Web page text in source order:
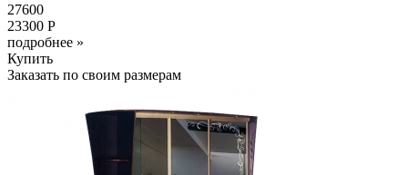
27600
23300 Р
подробнее »
Купить
Заказать по своим размерам